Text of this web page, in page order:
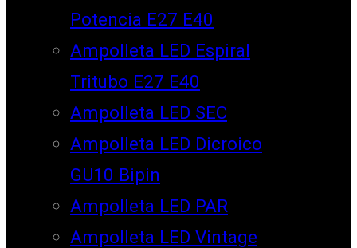
Potencia E27 E40
Ampolleta LED Espiral
Tritubo E27 E40
Ampolleta LED SEC
Ampolleta LED Dicroico
GU10 Bipin
Ampolleta LED PAR
Ampolleta LED Vintage